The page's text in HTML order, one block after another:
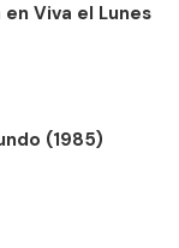
Viva el Lunes
(1985)